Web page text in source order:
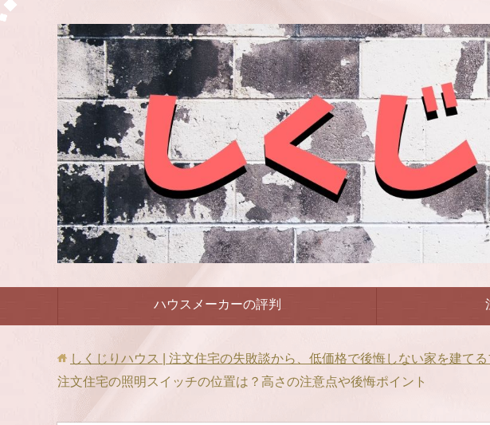
ハウスメーカーの評判
しくじりハウス | 注文住宅の失敗談から、低価格で後悔しない家を建て
注文住宅の照明スイッチの位置は？高さの注意点や後悔ポイント